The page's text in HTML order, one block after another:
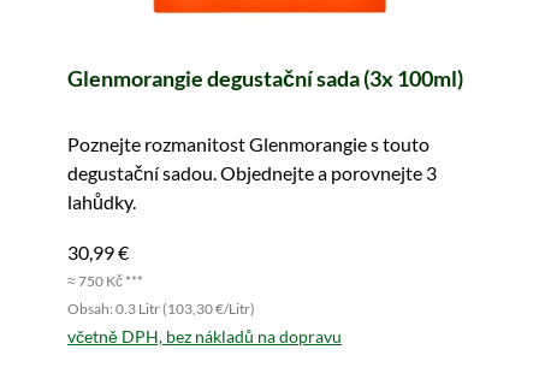
Glenmorangie degustační sada (3x 100ml)
Poznejte rozmanitost Glenmorangie s touto
degustační sadou. Objednejte a porovnejte 3
lahůdky.
30,99 €
≈ 750 Kč ***
Obsah: 0.3 Litr (103,30 €/Litr)
včetně DPH, bez nákladů na dopravu